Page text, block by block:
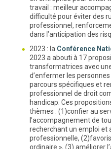
travail : meilleur
difficulté pour éviter des
professionnel,
dans l’anticipation des
2023 : la Conférence
2023 a abouti à 17
transformatrices avec
d’enfermer les
parcours spécifiques et
professionnel de droit
handicap. Ces
thèmes : (1)confier au
l’accompagnement de
recherchant un emploi et
professionnelle,
ordinaire », (3) améliorer